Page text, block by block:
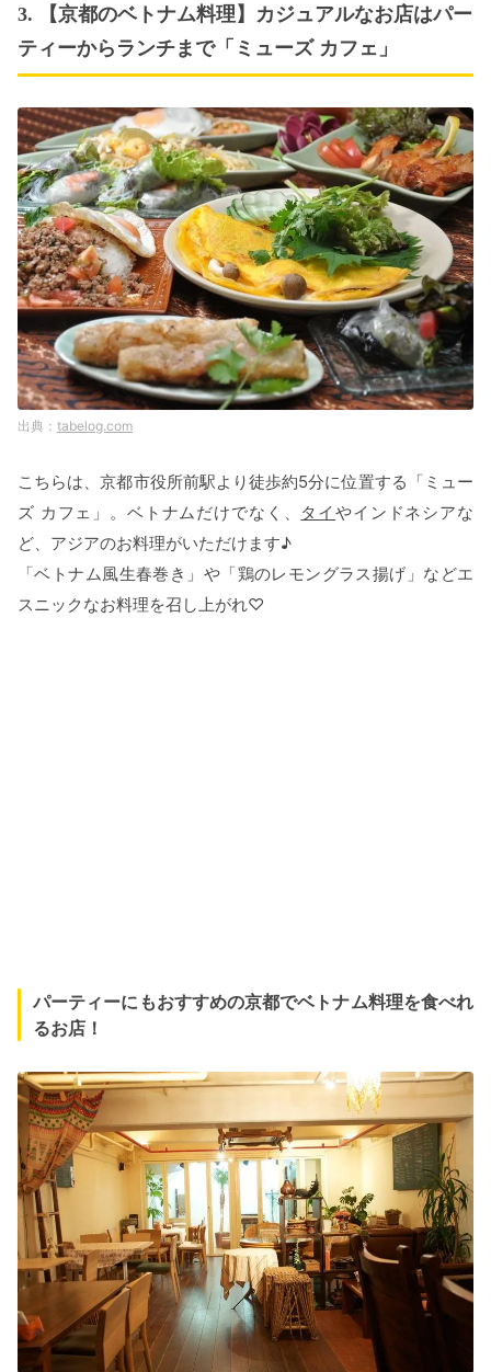
3. 【京都のベトナム料理】カジュアルなお店はパー
ティーからランチまで「ミューズ カフェ」
tabelog.com
こちらは、京都市役所前駅より徒歩約5分に位置する「ミュー
ズ カフェ」。ベトナムだけでなく、 タイやインドネシアな
ど、アジアのお料理がいただけます♪
「ベトナム風生春巻き」や「鶏のレモングラス揚げ」などエ
スニックなお料理を召し上がれ♡
パーティーにもおすすめの京都でベトナム料理を食べれ
るお店！